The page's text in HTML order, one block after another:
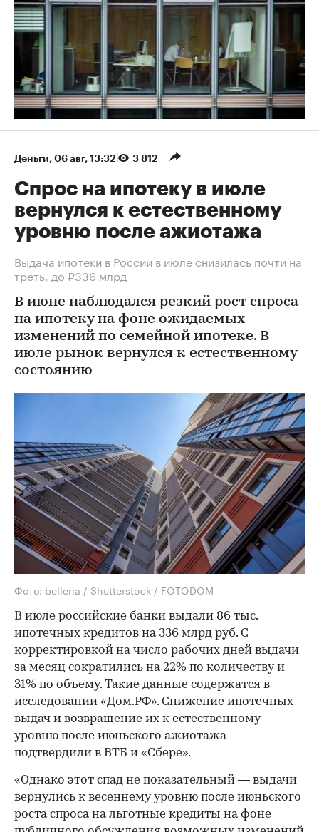
Деньги 06 авг, 13:32 3 812
Спрос на ипотеку в июле
вернулся к естественному
уровню после ажиотажа
Выдача ипотеки в России в июле снизилась почти на
треть, до ₽336 млрд
В июне наблюдался резкий рост спроса
на ипотеку на фоне ожидаемых
изменений по семейной ипотеке. В
июле рынок вернулся к естественному
состоянию
Фото: bellena / Shutterstock / FOTODOM
В июле российские банки выдали 86 тыс.
ипотечных кредитов на 336 млрд руб. С
корректировкой на число рабочих дней выдачи
за месяц сократились на 22% по количеству и
31% по объему. Такие данные содержатся в
исследовании «Дом.РФ». Снижение ипотечных
выдач и возвращение их к естественному
уровню после июньского ажиотажа
подтвердили в ВТБ и «Сбере».
«Однако этот спад не показательный — выдачи
вернулись к весеннему уровню после июньского
роста спроса на льготные кредиты на фоне